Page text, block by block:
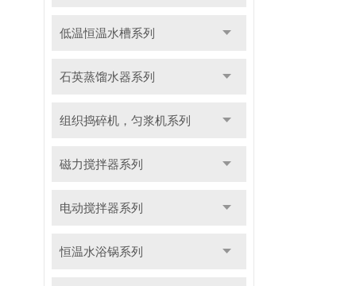
低温恒温水槽系列
石英蒸馏水器系列
组织捣碎机，匀浆机系列
磁力搅拌器系列
电动搅拌器系列
恒温水浴锅系列